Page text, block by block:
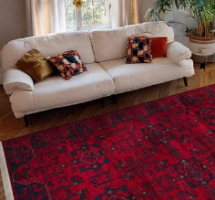
Parlak Yumuşak Dokuma
alınca daha da beğendim.